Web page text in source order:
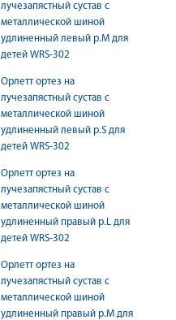
лучезапястный сустав с
металлической шиной
удлиненный левый р.M для
детей WRS-302
Орлетт ортез на
лучезапястный сустав с
металлической шиной
удлиненный левый р.S для
детей WRS-302
Орлетт ортез на
лучезапястный сустав с
металлической шиной
удлиненный правый р.L для
детей WRS-302
Орлетт ортез на
лучезапястный сустав с
металлической шиной
удлиненный правый р.M для